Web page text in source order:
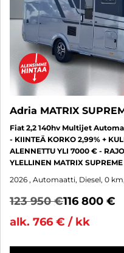
Adria MATRIX
Fiat 2,2 140hv Multijet
- KIINTEÄ KORKO 2,99% +
ALENNETTU YLI 7000 € -
YLELLINEN MATRIX SUPREME
2026 , Automaatti, Diesel, 0
123 950 €116 800 €
alk. 766 € / kk